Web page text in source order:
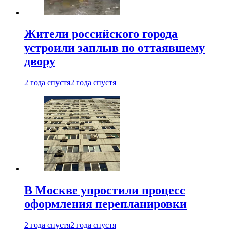
Жители российского города
устроили заплыв по оттаявшему
двору
2 года спустя2 года спустя
В Москве упростили процесс
оформления перепланировки
2 года спустя2 года спустя